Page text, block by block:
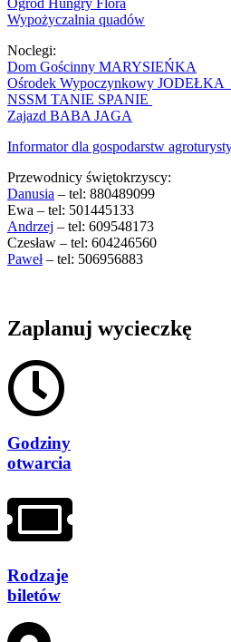
Wypożyczalnia quadów
Noclegi:
Dom Gościnny MARYSIEŃKA
Ośrodek Wypoczynkowy
NSSM TANIE SPANIE
Zajazd BABA JAGA
Informator dla gospodarstw
Przewodnicy świętokrzyscy:
Danusia – tel: 880489099
Ewa – tel: 501445133
Andrzej – tel: 609548173
Czesław – tel: 604246560
Paweł– tel: 506956883
Zaplanuj wycieczkę
Godziny
otwarcia
Rodzaje
biletów